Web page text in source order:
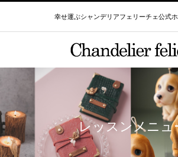
幸せ運ぶシャンデリアフェリーチェ公式
レッスンメニュ